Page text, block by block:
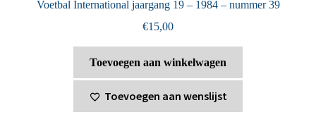
Voetbal International jaargang 19 – 1984 – nummer 39
€15,00
Toevoegen aan winkelwagen
Toevoegen aan wenslijst